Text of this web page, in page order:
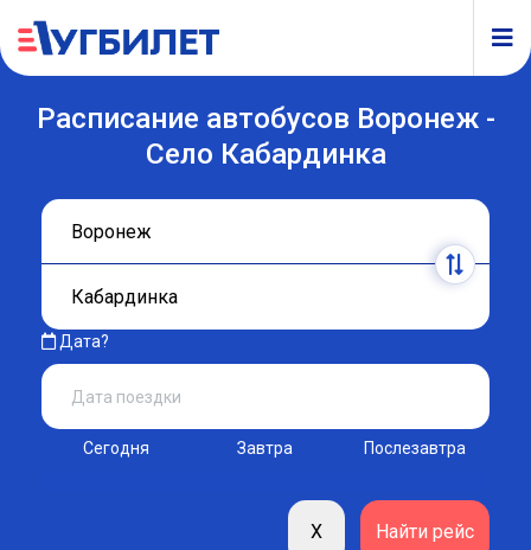
Расписание автобусов Воронеж -
Село Кабардинка
Дата?
Сегодня Завтра Послезавтра